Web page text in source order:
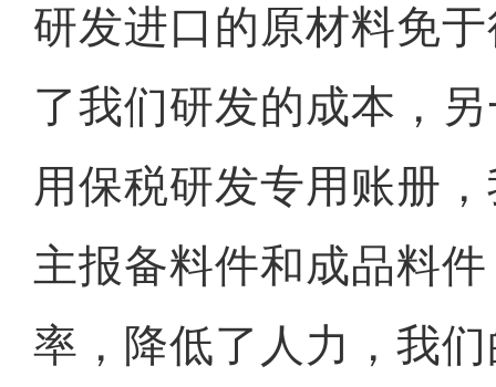
研发进口的原材料免
了我们研发的成本，
用保税研发专用账册
主报备料件和成品料
率，降低了人力，我